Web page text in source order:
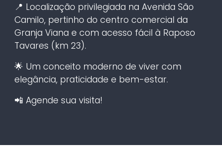
📍 Localização privilegiada na Avenida São
Camilo, pertinho do centro comercial da
Granja Viana e com acesso fácil à Raposo
Tavares (km 23).
🌟 Um conceito moderno de viver com
elegância, praticidade e bem-estar.
📲 Agende sua visita!